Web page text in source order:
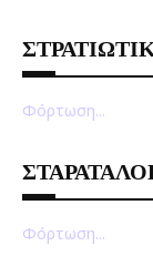
Φόρτωση...
Φόρτωση...